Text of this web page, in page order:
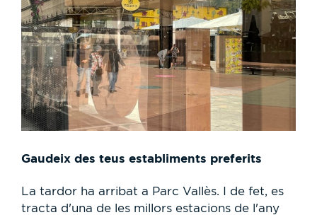
Gaudeix des teus establiments preferits
La tardor ha arribat a Parc Vallès. I de fet, es
tracta d'una de les millors estacions de l'any